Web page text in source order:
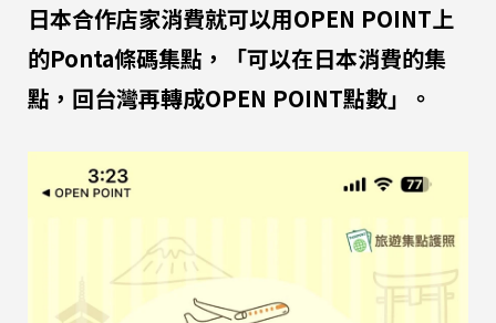
日本合作店家消費就可以用OPEN POINT上
的Ponta條碼集點，「可以在日本消費的集
點，回台灣再轉成OPEN POINT點數」。